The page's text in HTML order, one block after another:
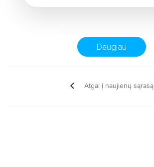
Daugiau
Atgal į naujienų sąrašą